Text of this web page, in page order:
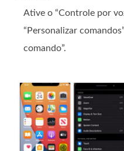
Ative o “Controle por
“Personalizar
comando”.